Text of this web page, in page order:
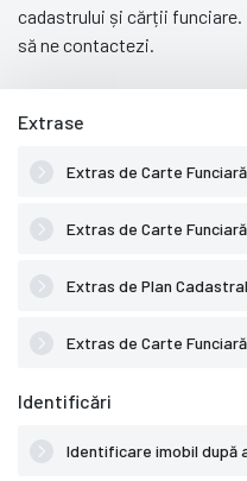
cadastrului și cărții funciare.
să ne contactezi.
Extrase
Extras de Carte Funciară
Extras de Carte
Extras de Plan
Extras de Carte
Identificări
Identificare imobil după